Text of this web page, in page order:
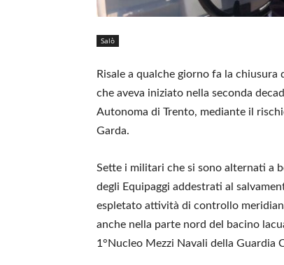
Salò
Risale a qualche giorno fa la
che aveva iniziato nella seconda
Autonoma di Trento, mediante il
Garda.
Sette i militari che si sono alternati a
degli Equipaggi addestrati al
espletato attività di controllo
anche nella parte nord del bacino
1°Nucleo Mezzi Navali della Guardia